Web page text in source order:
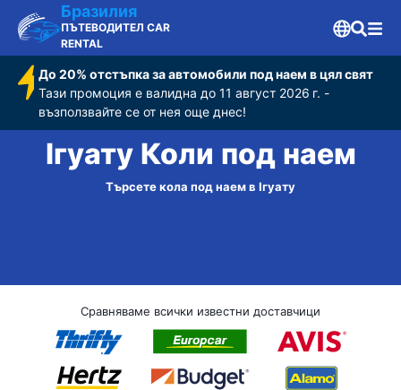
Бразилия
ПЪТЕВОДИТЕЛ CAR
RENTAL
До 20% отстъпка за автомобили под наем в цял свят
Тази промоция е валидна до 11 август 2026 г. -
възползвайте се от нея още днес!
Ігуату Коли под наем
Търсете кола под наем в Ігуату
Сравняваме всички известни доставчици